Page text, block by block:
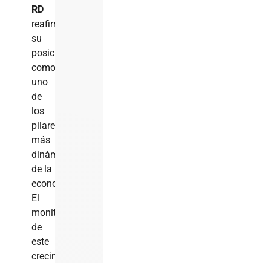
RD
reafirma
su
posición
como
uno
de
los
pilares
más
dinámicos
de la
economía.
El
monitoreo
de
este
crecimiento